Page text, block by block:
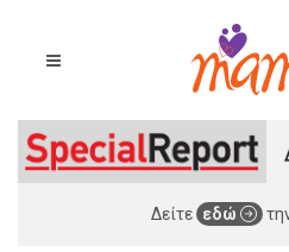
Δείτε εδώ